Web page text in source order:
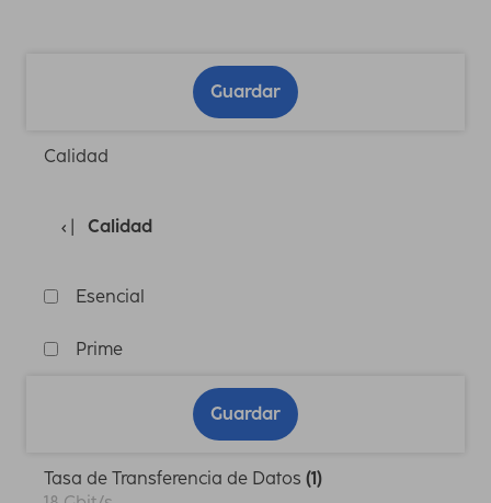
Guardar
Calidad
Calidad
Esencial
Prime
Guardar
Tasa de Transferencia de Datos (1)